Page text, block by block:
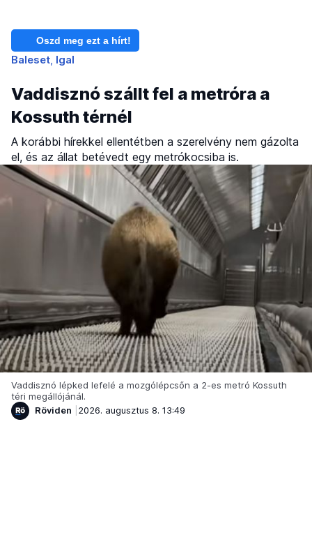
Oszd meg ezt a hírt!
Baleset Igal
Vaddisznó szállt fel a metróra a
Kossuth térnél
A korábbi hírekkel ellentétben a szerelvény nem gázolta
el, és az állat betévedt egy metrókocsiba is.
Vaddisznó lépked lefelé a mozgólépcsőn a 2-es metró Kossuth
téri megállójánál.
Röviden
2026. augusztus 8. 13:49